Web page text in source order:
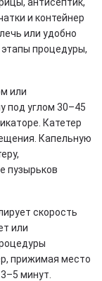
и контейнер
или удобно
процедуры,
или
под углом 30–45
Катетер
Капельную
пузырьков
скорость
или
прижимая место
минут.